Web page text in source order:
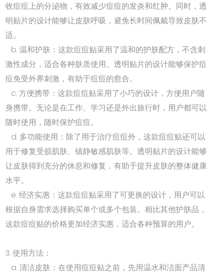
收痘痘上的分泌物，有效减少痘痘的发炎和红肿。同时，透
明贴片的设计能够让皮肤呼吸，避免长时间佩戴导致皮肤不
适。
b. 温和护肤：这款痘痘贴采用了温和的护肤配方，不含刺
激性成分，适合各种肤质使用。透明贴片的设计能够保护痘
痘免受外界刺激，有助于痘痘的愈合。
c. 方便携带：这款痘痘贴采用了小巧的设计，方便用户随
身携带。无论是在工作、学习还是外出旅行时，用户都可以
随时使用，随时保护痘痘。
d. 多功能使用：除了用于治疗痘痘外，这款痘痘贴还可以
用于修复受损肌肤、镇静敏感肌肤等。透明贴片的设计能够
让皮肤得到充分的休息和修复，有助于提升皮肤的整体健康
水平。
e. 经济实惠：这款痘痘贴采用了可更换的设计，用户可以
根据自身需求选择购买单个或多个包装。相比其他护肤品，
这款痘痘贴的价格更加经济实惠，适合各种预算的用户。
3. 使用方法：
a. 清洁皮肤：在使用痘痘贴之前，先用温水和洁面产品清